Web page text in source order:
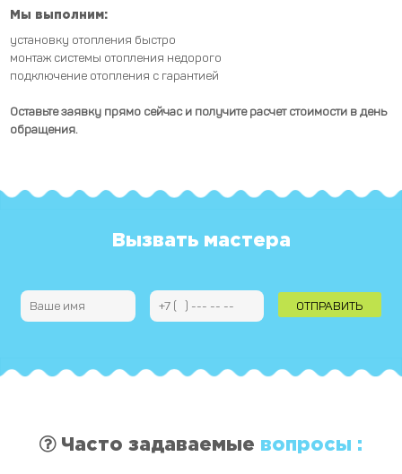
Мы выполним:
установку отопления быстро
монтаж системы отопления недорого
подключение отопления с гарантией
Оставьте заявку прямо сейчас и получите расчет стоимости в день
обращения.
Вызвать мастера
Часто задаваемые вопросы :